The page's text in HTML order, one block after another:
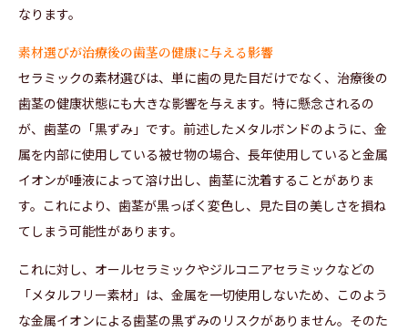
なります。
素材選びが治療後の歯茎の健康に与える影響
セラミックの素材選びは、単に歯の見た目だけでなく、治療後の
歯茎の健康状態にも大きな影響を与えます。特に懸念されるの
が、歯茎の「黒ずみ」です。前述したメタルボンドのように、金
属を内部に使用している被せ物の場合、長年使用していると金属
イオンが唾液によって溶け出し、歯茎に沈着することがありま
す。これにより、歯茎が黒っぽく変色し、見た目の美しさを損ね
てしまう可能性があります。
これに対し、オールセラミックやジルコニアセラミックなどの
「メタルフリー素材」は、金属を一切使用しないため、このよう
な金属イオンによる歯茎の黒ずみのリスクがありません。そのた